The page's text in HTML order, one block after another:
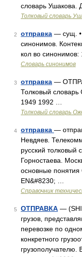
словарь Ушакова.
Толковый словарь
2 отправка — сущ. •
синонимов.
кол во синонимов:
Словарь синонимов
3 отправка —
Толковый
1949 1992 …
Толковый словарь
4 отправка —
Невдяев.
русский толковый
Горностаева.
основные
EN&#8230; …
Справочник
5 ОТПРАВКА —
грузов,
перевозке по
конкретного
грузополучателю.